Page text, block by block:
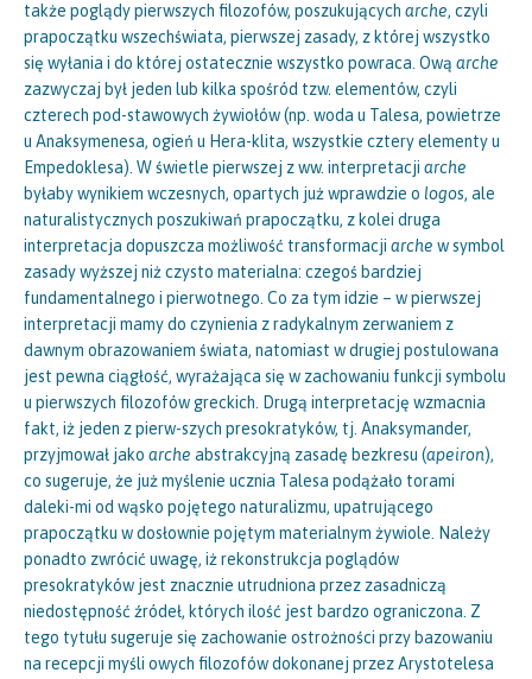
także poglądy pierwszych filozofów, poszukujących arche, czyli
prapoczątku wszechświata, pierwszej zasady, z której wszystko
się wyłania i do której ostatecznie wszystko powraca. Ową arche
zazwyczaj był jeden lub kilka spośród tzw. elementów, czyli
czterech pod-stawowych żywiołów (np. woda u Talesa, powietrze
u Anaksymenesa, ogień u Hera-klita, wszystkie cztery elementy u
Empedoklesa). W świetle pierwszej z ww. interpretacji arche
byłaby wynikiem wczesnych, opartych już wprawdzie o logos, ale
naturalistycznych poszukiwań prapoczątku, z kolei druga
interpretacja dopuszcza możliwość transformacji arche w symbol
zasady wyższej niż czysto materialna: czegoś bardziej
fundamentalnego i pierwotnego. Co za tym idzie – w pierwszej
interpretacji mamy do czynienia z radykalnym zerwaniem z
dawnym obrazowaniem świata, natomiast w drugiej postulowana
jest pewna ciągłość, wyrażająca się w zachowaniu funkcji symbolu
u pierwszych filozofów greckich. Drugą interpretację wzmacnia
fakt, iż jeden z pierw-szych presokratyków, tj. Anaksymander,
przyjmował jako arche abstrakcyjną zasadę bezkresu (apeiron),
co sugeruje, że już myślenie ucznia Talesa podążało torami
daleki-mi od wąsko pojętego naturalizmu, upatrującego
prapoczątku w dosłownie pojętym materialnym żywiole. Należy
ponadto zwrócić uwagę, iż rekonstrukcja poglądów
presokratyków jest znacznie utrudniona przez zasadniczą
niedostępność źródeł, których ilość jest bardzo ograniczona. Z
tego tytułu sugeruje się zachowanie ostrożności przy bazowaniu
na recepcji myśli owych filozofów dokonanej przez Arystotelesa